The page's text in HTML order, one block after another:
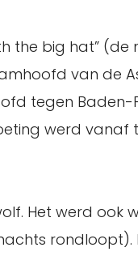
the big hat”
van de
tegen Baden-
werd vanaf
Het werd ook